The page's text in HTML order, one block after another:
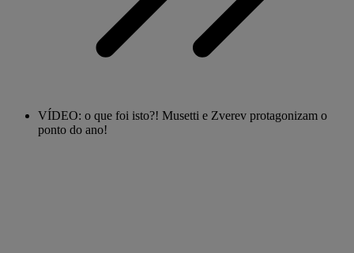
VÍDEO: o que foi isto?! Musetti e Zverev protagonizam o
ponto do ano!